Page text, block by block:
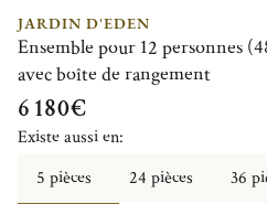
JARDIN D'EDEN
Ensemble pour 12 personnes
avec boîte de rangement
6 180€
Existe aussi en:
5 pièces
24 pièces 36